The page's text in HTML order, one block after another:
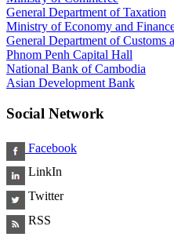
General Department of Taxation
Ministry of Economy and
General Department of Customs
Phnom Penh Capital Hall
National Bank of Cambodia
Asian Development Bank
Social Network
Facebook
LinkIn
Twitter
RSS